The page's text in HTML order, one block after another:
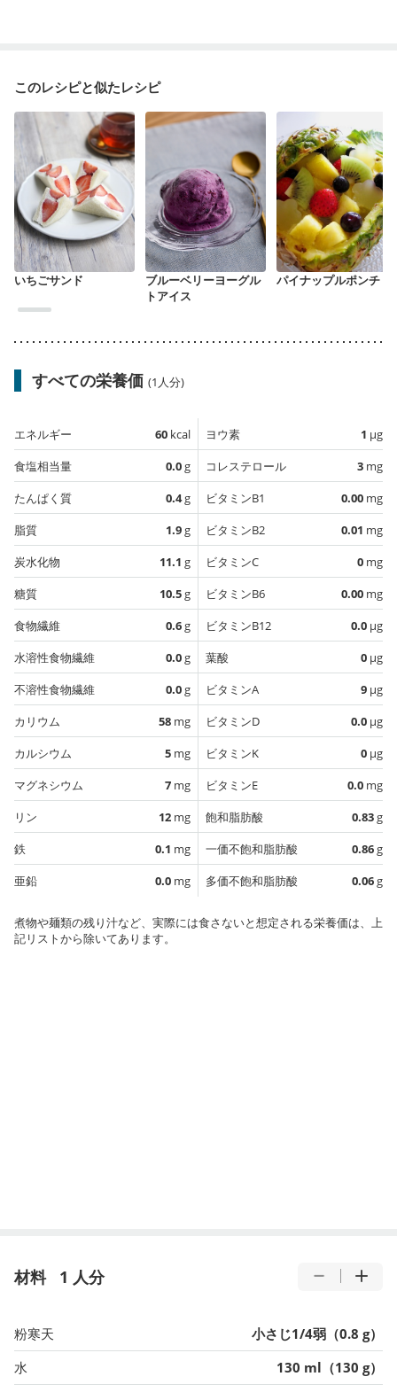
このレシピと似たレシピ
いちごサンド
ブルーベリーヨーグル
トアイス
パイナップルポンチ
すべての栄養価 (1人分)
エネルギー 60 kcal
食塩相当量
0.0g
たんぱく質
0.4g
脂質
1.9g
炭水化物
11.1 g
糖質
10.5g
食物繊維
0.6g
水溶性食物繊維
0.0g
不溶性食物繊維
0.0g
カリウム
58 mg
カルシウム
5 mg
マグネシウム
7 mg
リン
12 mg
鉄
0.1 mg
亜鉛
0.0 mg
ヨウ素 1 µg
コレステロール
3 mg
ビタミンB1
0.00 mg
ビタミンB2
0.01 mg
ビタミンC
0 mg
ビタミンB6
0.00 mg
ビタミンB12
0.0 µg
葉酸
0 µg
ビタミンA
9 µg
ビタミンD
0.0 µg
ビタミンK
0 µg
ビタミンE
0.0 mg
飽和脂肪酸
0.83g
一価不飽和脂肪酸
0.86g
多価不飽和脂肪酸
0.06g
煮物や麺類の残り汁など、実際には食さないと想定される栄養価は、上
記リストから除いてあります。
材料 1 人分
粉寒天
小さじ1/4弱（0.8 g）
水
130 ml（130 g）